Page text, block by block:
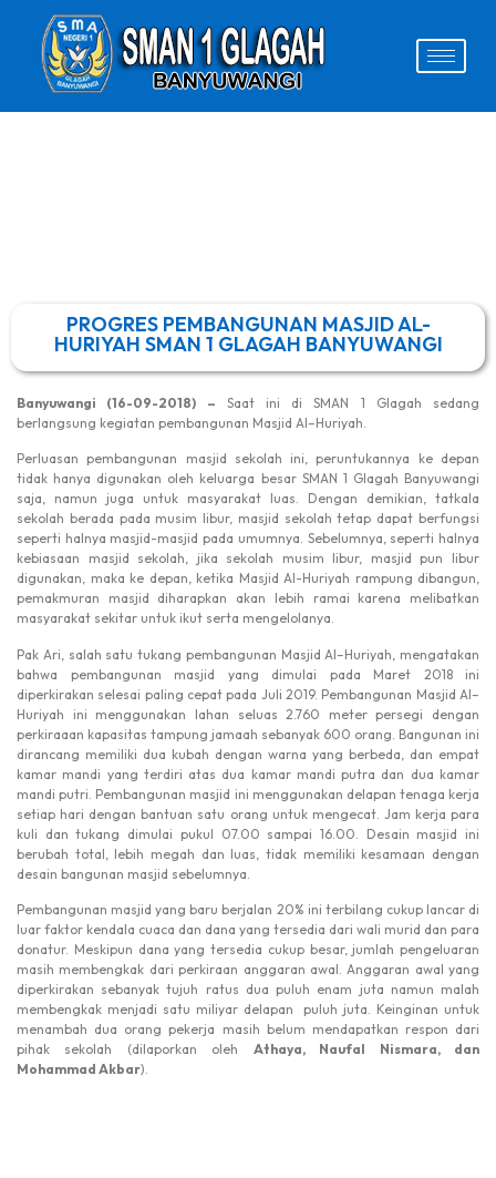
PROGRES PEMBANGUNAN MASJID AL-
HURIYAH SMAN 1 GLAGAH BANYUWANGI
Banyuwangi (16-09-2018) – Saat ini di SMAN 1 Glagah sedang
berlangsung kegiatan pembangunan Masjid Al–Huriyah.
Perluasan pembangunan masjid sekolah ini, peruntukannya ke depan
tidak hanya digunakan oleh keluarga besar SMAN 1 Glagah Banyuwangi
saja, namun juga untuk masyarakat luas. Dengan demikian, tatkala
sekolah berada pada musim libur, masjid sekolah tetap dapat berfungsi
seperti halnya masjid-masjid pada umumnya. Sebelumnya, seperti halnya
kebiasaan masjid sekolah, jika sekolah musim libur, masjid pun libur
digunakan, maka ke depan, ketika Masjid Al-Huriyah rampung dibangun,
pemakmuran masjid diharapkan akan lebih ramai karena melibatkan
masyarakat sekitar untuk ikut serta mengelolanya.
Pak Ari, salah satu tukang pembangunan Masjid Al–Huriyah, mengatakan
bahwa pembangunan masjid yang dimulai pada Maret 2018 ini
diperkirakan selesai paling cepat pada Juli 2019. Pembangunan Masjid Al–
Huriyah ini menggunakan lahan seluas 2.760 meter persegi dengan
perkiraaan kapasitas tampung jamaah sebanyak 600 orang. Bangunan ini
dirancang memiliki dua kubah dengan warna yang berbeda, dan empat
kamar mandi yang terdiri atas dua kamar mandi putra dan dua kamar
mandi putri. Pembangunan masjid ini menggunakan delapan tenaga kerja
setiap hari dengan bantuan satu orang untuk mengecat. Jam kerja para
kuli dan tukang dimulai pukul 07.00 sampai 16.00. Desain masjid ini
berubah total, lebih megah dan luas, tidak memiliki kesamaan dengan
desain bangunan masjid sebelumnya.
Pembangunan masjid yang baru berjalan 20% ini terbilang cukup lancar di
luar faktor kendala cuaca dan dana yang tersedia dari wali murid dan para
donatur. Meskipun dana yang tersedia cukup besar, jumlah pengeluaran
masih membengkak dari perkiraan anggaran awal. Anggaran awal yang
diperkirakan sebanyak tujuh ratus dua puluh enam juta namun malah
membengkak menjadi satu miliyar delapan puluh juta. Keinginan untuk
menambah dua orang pekerja masih belum mendapatkan respon dari
pihak sekolah (dilaporkan oleh Athaya, Naufal Nismara, dan
Mohammad Akbar).